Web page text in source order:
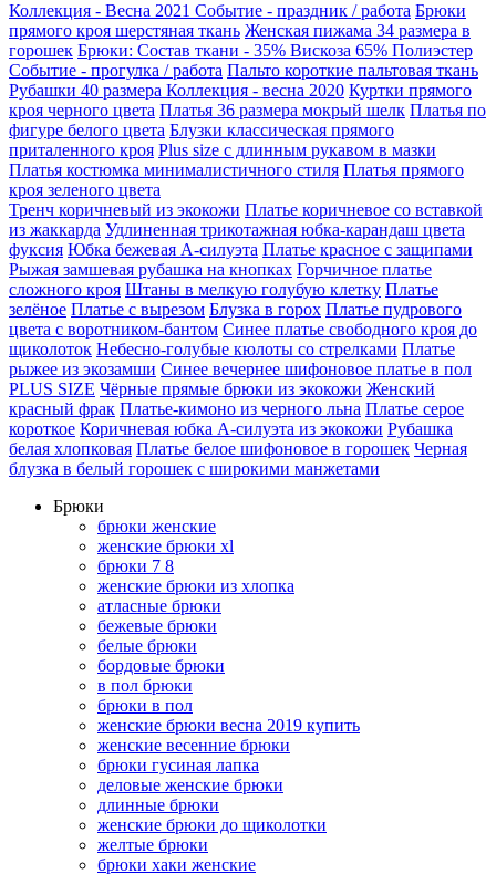
Коллекция - Весна 2021 Событие - праздник / работа Брюки
прямого кроя шерстяная ткань Женская пижама 34 размера в
горошек Брюки: Состав ткани - 35% Вискоза 65% Полиэстер
Событие - прогулка / работа Пальто короткие пальтовая ткань
Рубашки 40 размера Коллекция - весна 2020 Куртки прямого
кроя черного цвета Платья 36 размера мокрый шелк Платья по
фигуре белого цвета Блузки классическая прямого
приталенного кроя Plus size с длинным рукавом в мазки
Платья костюмка минималистичного стиля Платья прямого
кроя зеленого цвета
Тренч коричневый из экокожи Платье коричневое со вставкой
из жаккарда Удлиненная трикотажная юбка-карандаш цвета
фуксия Юбка бежевая А-силуэта Платье красное с защипами
Рыжая замшевая рубашка на кнопках Горчичное платье
сложного кроя Штаны в мелкую голубую клетку Платье
зелёное Платье с вырезом Блузка в горох Платье пудрового
цвета с воротником-бантом Синее платье свободного кроя до
щиколоток Небесно-голубые кюлоты со стрелками Платье
рыжее из экозамши Синее вечернее шифоновое платье в пол
PLUS SIZE Чёрные прямые брюки из экокожи Женский
красный фрак Платье-кимоно из черного льна Платье серое
короткое Коричневая юбка А-силуэта из экокожи Рубашка
белая хлопковая Платье белое шифоновое в горошек Черная
блузка в белый горошек с широкими манжетами
Брюки
брюки женские
женские брюки xl
брюки 7 8
женские брюки из хлопка
атласные брюки
бежевые брюки
белые брюки
бордовые брюки
в пол брюки
брюки в пол
женские брюки весна 2019 купить
женские весенние брюки
брюки гусиная лапка
деловые женские брюки
длинные брюки
женские брюки до щиколотки
желтые брюки
брюки хаки женские